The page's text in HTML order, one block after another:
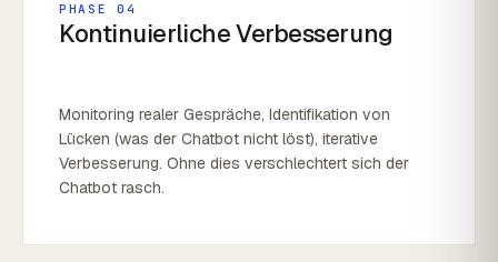
PHASE 04
Kontinuierliche Verbesserung
Monitoring realer Gespräche, Identifikation von
Lücken (was der Chatbot nicht löst), iterative
Verbesserung. Ohne dies verschlechtert sich der
Chatbot rasch.